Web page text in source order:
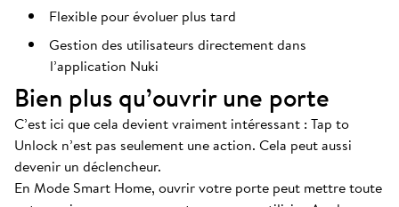
Flexible pour évoluer plus tard
Gestion des utilisateurs directement dans
l’application Nuki
Bien plus qu’ouvrir une porte
C’est ici que cela devient vraiment intéressant : Tap to
Unlock n’est pas seulement une action. Cela peut aussi
devenir un déclencheur.
En Mode Smart Home, ouvrir votre porte peut mettre toute